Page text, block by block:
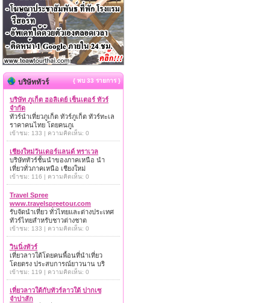
บริษัททัวร์ { พบ 33 รายการ }
บริษัท ภูเก็ต ฮอลิเดย์ เซ็นเตอร์ ทัวร์
จำกัด
ทัวร์นำเที่ยวภูเก็ต ทัวร์ภูเก็ต ทัวร์ทะเล
ราคาคนไทย โดยคนภูเ
เข้าชม: 133 | ความคิดเห็น: 0
เชียงใหม่วันเดอร์แลนด์ ทราเวล
บริษัททัวร์ชั้นนำของภาคเหนือ นำ
เที่ยวทั่วภาคเหนือ เชียงใหม่
เข้าชม: 116 | ความคิดเห็น: 0
Travel Spree
www.travelspreetour.com
รับจัดนำเที่ยว ทั่วไทยและต่างประเทศ
ทัวร์ไทยสำหรับชาวต่างชาต
เข้าชม: 133 | ความคิดเห็น: 0
วินนิ่งทัวร์
เที่ยวลาวใต้โดยคนพื้อนที่นำเที่ยว
โดยตรง ประสบการณ์ยาวนาน บริ
เข้าชม: 119 | ความคิดเห็น: 0
เที่ยวลาวใต้กับทัวร์ลาวใต้ ปากเซ
จำปาสัก